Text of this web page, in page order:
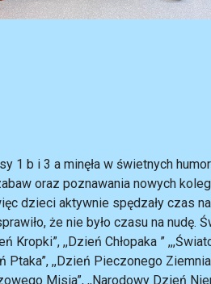
kolor
nie
1 b i 3 a minęła w świetnych
oraz poznawania nowych
dzieci aktywnie spędzały czas
że nie było czasu na nudę.
Kropki”, ,,Dzień Chłopaka ”
Ptaka”, ,,Dzień Pieczonego
Misia”, ,,Narodowy Dzień